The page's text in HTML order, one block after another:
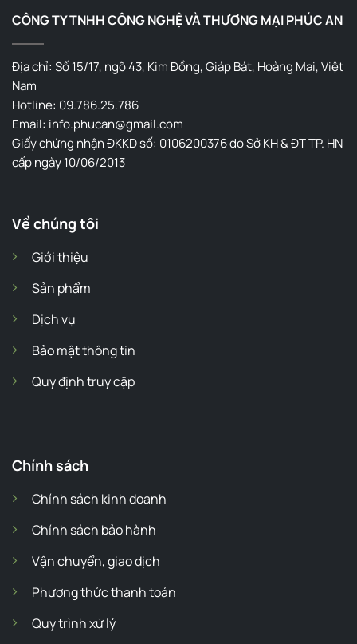
CÔNG TY TNHH CÔNG NGHỆ VÀ THƯƠNG MẠI PHÚC AN
Địa chỉ: Số 15/17, ngõ 43, Kim Đồng, Giáp Bát, Hoàng Mai, Việt
Nam
Hotline: 09.786.25.786
Email: info.phucan@gmail.com
Giấy chứng nhận ĐKKD số: 0106200376 do Sở KH & ĐT TP. HN
cấp ngày 10/06/2013
Về chúng tôi
Giới thiệu
Sản phẩm
Dịch vụ
Bảo mật thông tin
Quy định truy cập
Chính sách
Chính sách kinh doanh
Chính sách bảo hành
Vận chuyển, giao dịch
Phương thức thanh toán
Quy trình xử lý